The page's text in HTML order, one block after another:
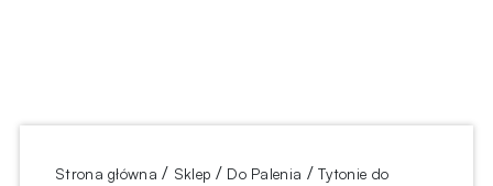
Strona główna / Sklep / Do Palenia /Tytonie do